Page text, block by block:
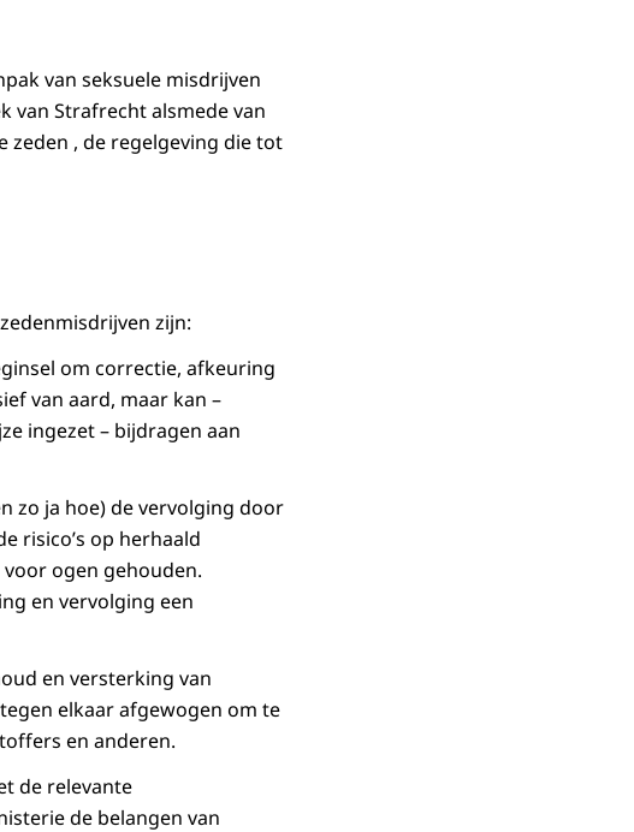
van seksuele misdrijven
van Strafrecht alsmede van
zeden , de regelgeving die tot
zijn:
om correctie, afkeuring
van aard, maar kan –
ingezet – bijdragen aan
zo ja hoe) de vervolging door
risico’s op herhaald
ogen gehouden.
en vervolging een
en versterking van
elkaar afgewogen om te
en anderen.
de relevante
de belangen van